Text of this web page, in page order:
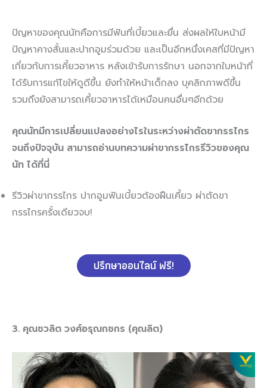
ปัญหาของคุณนัทคือการมีฟันที่เบี้ยวและยื่น ส่งผลให้ใบหน้ามี
ปัญหาคางสั้นและปากอูมร่วมด้วย และเป็นอีกหนึ่งเคสที่มีปัญหา
เกี่ยวกับการเคี้ยวอาหาร หลังเข้ารับการรักษา นอกจากใบหน้าที่
ได้รับการแก้ไขให้ดูดีขึ้น ยังทำให้หน้าเด็กลง บุคลิกภาพดีขึ้น
รวมถึงยังสามารถเคี้ยวอาหารได้เหมือนคนอื่นๆอีกด้วย
คุณนัทมีการเปลี่ยนแปลงอย่างไรในระหว่างผ่าตัดขากรรไกร
จนถึงปัจจุบัน สามารถอ่านบทความผ่าขากรรไกรรีวิวของคุณ
นัท ได้ที่นี่
รีวิวผ่าขากรรไกร ปากอูมฟันเบี้ยวต้องฝืนเคี้ยว ผ่าตัดขา
กรรไกรครั้งเดียวจบ!
ปรึกษาออนไลน์ ฟรี!
3. คุณชวลิต วงศ์อรุณกชกร (คุณลิต)